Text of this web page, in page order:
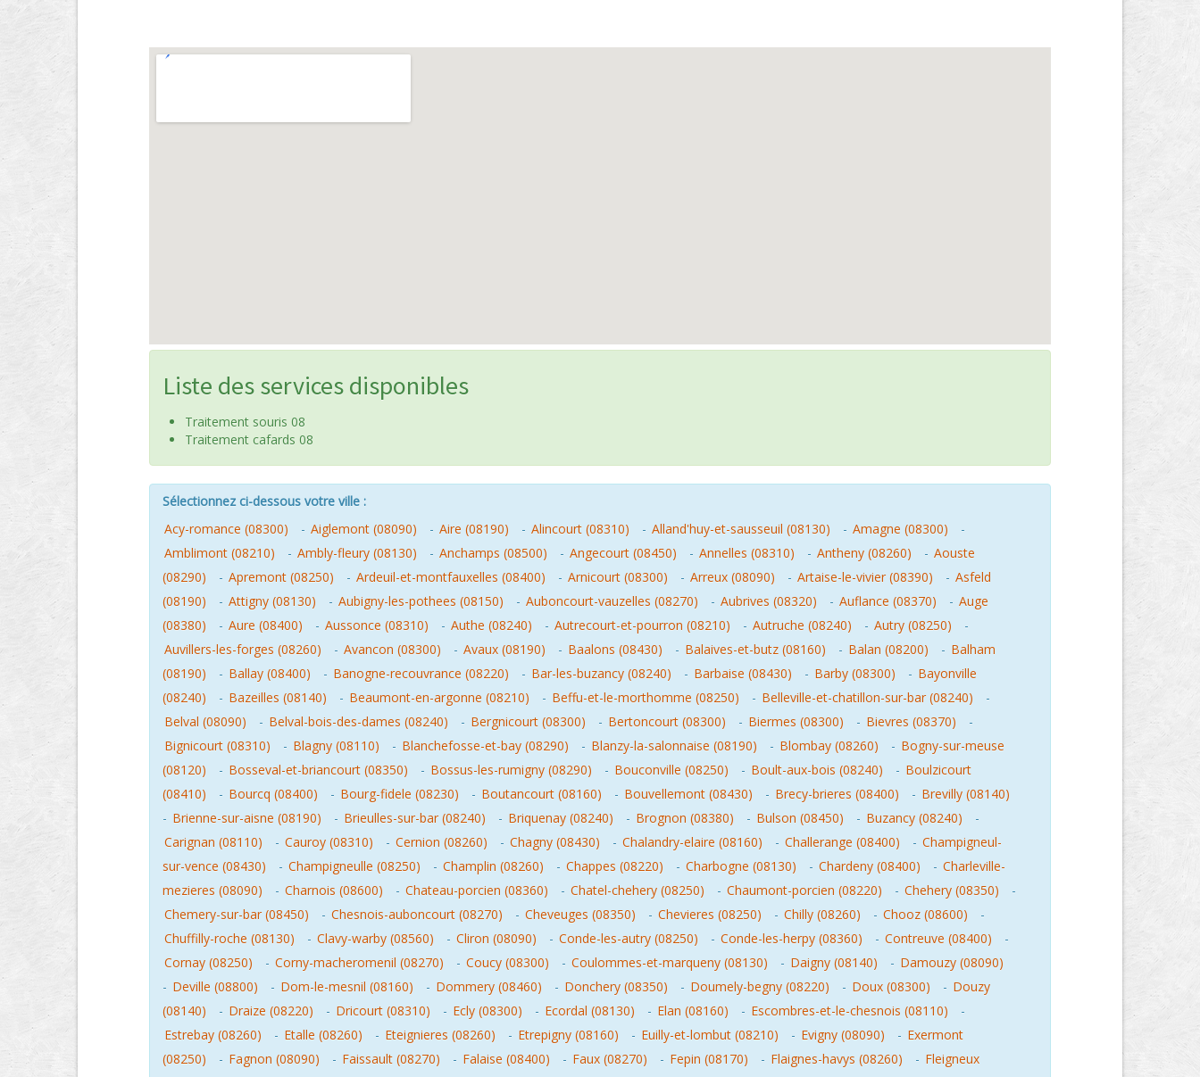
Liste des services disponibles
Traitement souris 08
Traitement cafards 08
Sélectionnez ci-dessous votre ville :
Acy-romance (08300)
- Aiglemont (08090) - Aire (08190) - Alincourt (08310) - Alland'huy-et-sausseuil (08130) - Amagne (08300)
-
Amblimont (08210)
- Ambly-fleury (08130) - Anchamps (08500) - Angecourt (08450) - Annelles (08310) - Antheny (08260) - Aouste
(08290)
- Apremont (08250) - Ardeuil-et-montfauxelles (08400) - Arnicourt (08300) - Arreux (08090) - Artaise-le-vivier (08390) - Asfeld
(08190)
- Attigny (08130) - Aubigny-les-pothees (08150) - Auboncourt-vauzelles (08270) - Aubrives (08320) - Auflance (08370) - Auge
(08380)
- Aure (08400) - Aussonce (08310) - Authe (08240) - Autrecourt-et-pourron (08210) - Autruche (08240) - Autry (08250)
-
Auvillers-les-forges (08260)
- Avancon (08300) - Avaux (08190) - Baalons (08430) - Balaives-et-butz (08160) - Balan (08200) - Balham
(08190)
- Ballay (08400) - Banogne-recouvrance (08220) - Bar-les-buzancy (08240) - Barbaise (08430) - Barby (08300) - Bayonville
(08240)
- Bazeilles (08140) - Beaumont-en-argonne (08210) - Beffu-et-le-morthomme (08250) - Belleville-et-chatillon-sur-bar (08240)
-
Belval (08090)
- Belval-bois-des-dames (08240) - Bergnicourt (08300) - Bertoncourt (08300) - Biermes (08300) - Bievres (08370)
-
Bignicourt (08310)
- Blagny (08110) - Blanchefosse-et-bay (08290) - Blanzy-la-salonnaise (08190) - Blombay (08260) - Bogny-sur-meuse
(08120)
- Bosseval-et-briancourt (08350) - Bossus-les-rumigny (08290) - Bouconville (08250) - Boult-aux-bois (08240) - Boulzicourt
(08410)
- Bourcq (08400) - Bourg-fidele (08230) - Boutancourt (08160) - Bouvellemont (08430) - Brecy-brieres (08400) - Brevilly (08140)
- Brienne-sur-aisne (08190) - Brieulles-sur-bar (08240) - Briquenay (08240) - Brognon (08380) - Bulson (08450) - Buzancy (08240)
-
Carignan (08110)
- Cauroy (08310) - Cernion (08260) - Chagny (08430) - Chalandry-elaire (08160) - Challerange (08400) - Champigneul-
sur-vence (08430)
- Champigneulle (08250) - Champlin (08260) - Chappes (08220) - Charbogne (08130) - Chardeny (08400) - Charleville-
mezieres (08090)
- Charnois (08600) - Chateau-porcien (08360) - Chatel-chehery (08250) - Chaumont-porcien (08220) - Chehery (08350)
-
Chemery-sur-bar (08450)
- Chesnois-auboncourt (08270) - Cheveuges (08350) - Chevieres (08250) - Chilly (08260) - Chooz (08600)
-
Chuffilly-roche (08130)
- Clavy-warby (08560) - Cliron (08090) - Conde-les-autry (08250) - Conde-les-herpy (08360) - Contreuve (08400)
-
Cornay (08250)
- Corny-macheromenil (08270) - Coucy (08300) - Coulommes-et-marqueny (08130) - Daigny (08140) - Damouzy (08090)
- Deville (08800) - Dom-le-mesnil (08160) - Dommery (08460) - Donchery (08350) - Doumely-begny (08220) - Doux (08300) - Douzy
(08140)
- Draize (08220) - Dricourt (08310) - Ecly (08300) - Ecordal (08130) - Elan (08160) - Escombres-et-le-chesnois (08110)
-
Estrebay (08260)
- Etalle (08260) - Eteignieres (08260) - Etrepigny (08160) - Euilly-et-lombut (08210) - Evigny (08090) - Exermont
(08250)
- Fagnon (08090) - Faissault (08270) - Falaise (08400) - Faux (08270) - Fepin (08170) - Flaignes-havys (08260) - Fleigneux